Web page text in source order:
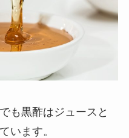
も黒酢はジュースと
います。